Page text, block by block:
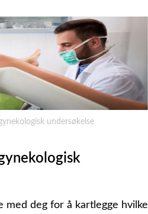
undersøkelse
med deg for å kartlegge hvilke